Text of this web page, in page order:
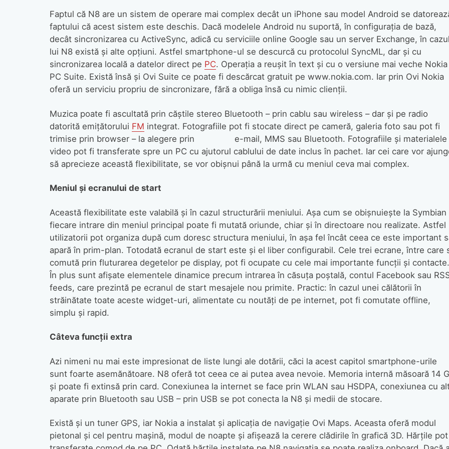
Faptul că N8 are un sistem de operare mai complex decât un iPhone sau model Android se
faptului că acest sistem este deschis. Dacă modelele Android nu suportă, în configuraţia de bază,
decât sincronizarea cu ActiveSync, adică cu serviciile online Google sau un server Exchange, în cazul
lui N8 există şi alte opţiuni. Astfel smartphone-ul se descurcă cu protocolul SyncML, dar şi cu
sincronizarea locală a datelor direct pe PC. Operaţia a reuşit în text şi cu o versiune mai veche Nokia
PC Suite. Există însă şi Ovi Suite ce poate fi descărcat gratuit pe www.nokia.com. Iar prin Ovi Nokia
oferă un serviciu propriu de sincronizare, fără a obliga însă cu nimic clienţii.
Muzica poate fi ascultată prin căştile stereo Bluetooth – prin cablu sau wireless – dar şi pe radio
datorită emiţătorului FM integrat. Fotografiile pot fi stocate direct pe cameră, galeria foto sau pot fi
trimise prin browser – la alegere prin e-mail, MMS sau Bluetooth. Fotografiile şi materialele
video pot fi transferate spre un PC cu ajutorul cablului de date inclus în pachet. Iar cei care vor
să aprecieze această flexibilitate, se vor obişnui până la urmă cu meniul ceva mai complex.
Meniul şi ecranului de start
Această flexibilitate este valabilă şi în cazul structurării meniului. Aşa cum se obişnuieşte la Symbian
fiecare intrare din meniul principal poate fi mutată oriunde, chiar şi în directoare nou realizate. Astfel
utilizatorii pot organiza după cum doresc structura meniului, în aşa fel încât ceea ce este important
apară în prim-plan. Totodată ecranul de start este şi el liber configurabil. Cele trei ecrane, între care
comută prin fluturarea degetelor pe display, pot fi ocupate cu cele mai importante funcţii şi contacte.
În plus sunt afişate elementele dinamice precum intrarea în căsuţa poştală, contul Facebook sau
feeds, care prezintă pe ecranul de start mesajele nou primite. Practic: în cazul unei călătorii în
străinătate toate aceste widget-uri, alimentate cu noutăţi de pe internet, pot fi comutate offline,
simplu şi rapid.
Câteva funcţii extra
Azi nimeni nu mai este impresionat de liste lungi ale dotării, căci la acest capitol smartphone-urile
sunt foarte asemănătoare. N8 oferă tot ceea ce ai putea avea nevoie. Memoria internă măsoară 14
şi poate fi extinsă prin card. Conexiunea la internet se face prin WLAN sau HSDPA, conexiunea cu
aparate prin Bluetooth sau USB – prin USB se pot conecta la N8 şi medii de stocare.
Există şi un tuner GPS, iar Nokia a instalat şi aplicaţia de navigaţie Ovi Maps. Aceasta oferă modul
pietonal şi cel pentru maşină, modul de noapte şi afişează la cerere clădirile în grafică 3D. Hărţile